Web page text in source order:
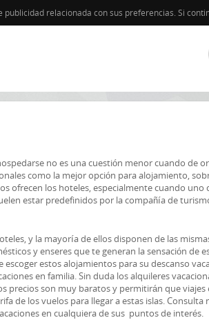
relacionada con sus preferencias. Si
no es una cuestión menor cuando de
como la mejor opción para alojamiento,
ofrecen los hoteles, especialmente cuando uno
estar predefinidos por la compañía de
y la mayoría de ellos disponen de las
y enseres que te generan la sensación de
estos alojamientos para su descanso
en familia. Sin duda los alquileres
precios son muy baratos y permitirán que viajes
de los vuelos para llegar a estas islas. Consulta
en cualquiera de sus puntos de interés.